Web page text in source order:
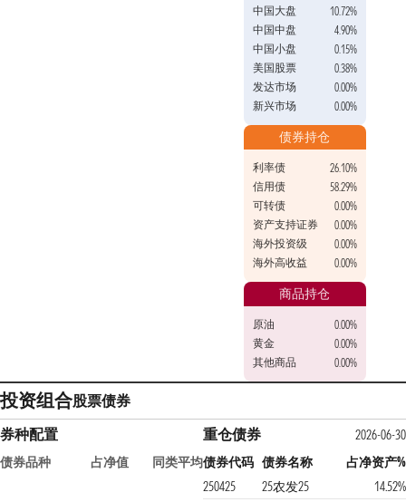
中国大盘
10.72%
中国中盘
4.90%
中国小盘
0.15%
美国股票
0.38%
发达市场
0.00%
新兴市场
0.00%
债券持仓
利率债
26.10%
信用债
58.29%
可转债
0.00%
资产支持证券
0.00%
海外投资级
0.00%
海外高收益
0.00%
商品持仓
原油
0.00%
黄金
0.00%
其他商品
0.00%
投资组合股票债券
券种配置
债券品种 占净值 同类平均
重仓债券
2026-06-30
债券代码 债券名称
占净资产%
250425
25农发25
14.52%